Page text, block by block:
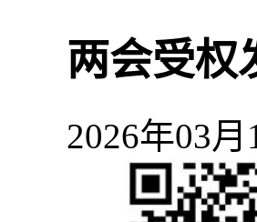
两会受权
2026年03